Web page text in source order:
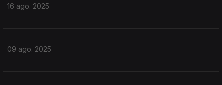
16 ago. 2025
09 ago. 2025